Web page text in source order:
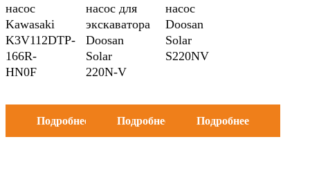
насос
Kawasaki
K3V112DTP-
166R-
HN0F
Подробнее
насос для
экскаватора
Doosan
Solar
220N-V
Подробнее
насос
Doosan
Solar
S220NV
Подробнее